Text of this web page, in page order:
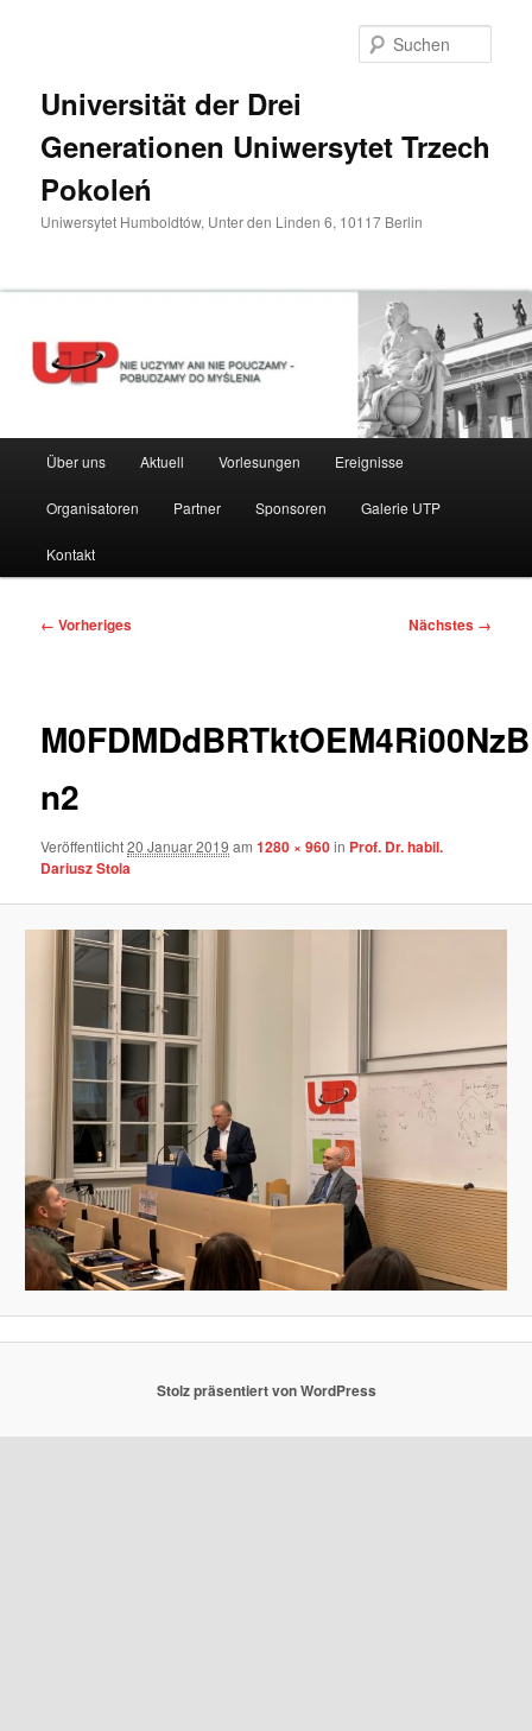
Universität der Drei
Generationen Uniwersytet Trzech
Pokoleń
Uniwersytet Humboldtów, Unter den Linden 6, 10117 Berlin
HauptmenüÜber uns Aktuell Vorlesungen Ereignisse
Organisatoren Partner Sponsoren Galerie UTP
Kontakt
Bilder-
← Vorheriges Nächstes →
n2
Veröffentlicht20 Januar 2019 am1280 × 960in Prof. Dr. habil.
Dariusz Stola
Stolz präsentiert von WordPress